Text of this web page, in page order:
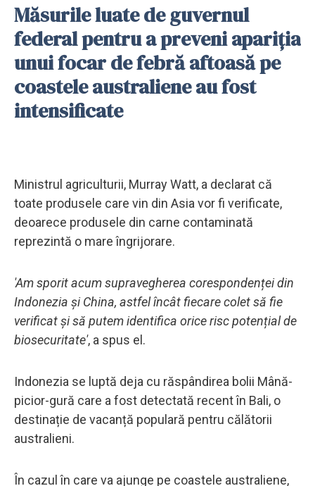
Măsurile luate de guvernul
federal pentru a preveni apariția
unui focar de febră aftoasă pe
coastele australiene au fost
intensificate
Ministrul agriculturii, Murray Watt, a declarat că
toate produsele care vin din Asia vor fi verificate,
deoarece produsele din carne contaminată
reprezintă o mare îngrijorare.
'Am sporit acum supravegherea corespondenței din
Indonezia și China, astfel încât fiecare colet să fie
verificat și să putem identifica orice risc potențial de
biosecuritate', a spus el.
Indonezia se luptă deja cu răspândirea bolii Mână-
picior-gură care a fost detectată recent în Bali, o
destinație de vacanță populară pentru călătorii
australieni.
În cazul în care va ajunge pe coastele australiene,